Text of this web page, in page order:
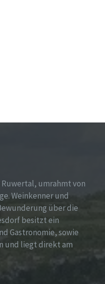
umrahmt von
Weinkenner und
über die
besitzt ein
Gastronomie, sowie
und liegt direkt am